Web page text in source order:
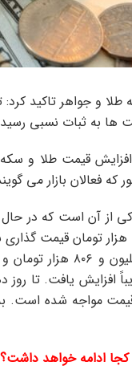
طلا و جواهر تاکید
ها به ثبات نسبی
افزایش قیمت طلا و
که فعالان بازار می
میلیون و ۶۳۱ هزار
افزایش یافت. تا روز
ادامه خواهد داشت؟